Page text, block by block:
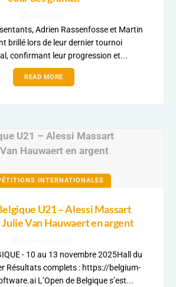
Adrien Rassenfosse et Martin
brillé lors de leur dernier tournoi
confirmant leur progression et...
READ MORE
INTERNATIONALES
U21 – Alessi Massart
Van Hauwaert en argent
- 10 au 13 novembre 2025Hall du
Résultats complets : https://belgium-
L’Open de Belgique s’est...